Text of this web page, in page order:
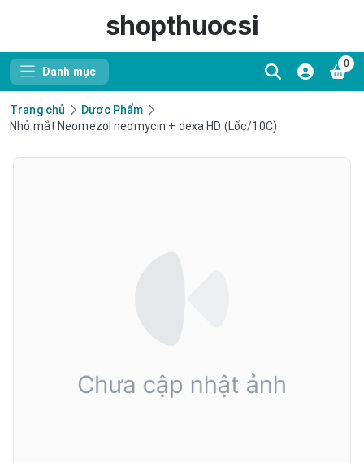
shopthuocsi
Danh mục
0
Trang chủ
Dược Phẩm
Nhỏ mắt Neomezol neomycin + dexa HD (Lốc/10C)